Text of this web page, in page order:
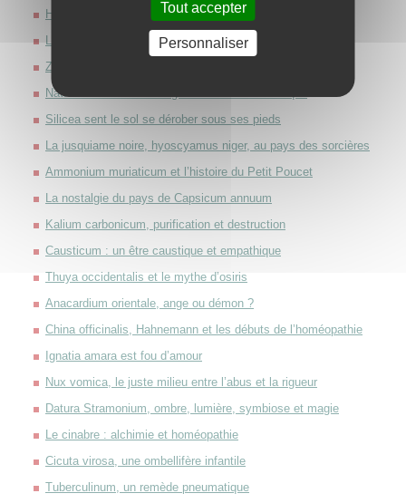
Hepar Sulfur Calcareum, un pyromane frileux
Le sujet sepia se fait un sang d’encre
Zincum metallicum un sujet galvanisé
Natrum carbonicum : la grande lessive alchimique
Silicea sent le sol se dérober sous ses pieds
La jusquiame noire, hyoscyamus niger, au pays des sorcières
Ammonium muriaticum et l’histoire du Petit Poucet
La nostalgie du pays de Capsicum annuum
Kalium carbonicum, purification et destruction
Causticum : un être caustique et empathique
Thuya occidentalis et le mythe d’osiris
Anacardium orientale, ange ou démon ?
China officinalis, Hahnemann et les débuts de l’homéopathie
Ignatia amara est fou d’amour
Nux vomica, le juste milieu entre l’abus et la rigueur
Datura Stramonium, ombre, lumière, symbiose et magie
Le cinabre : alchimie et homéopathie
Cicuta virosa, une ombellifère infantile
Tuberculinum, un remède pneumatique
Tout accepter
Personnaliser